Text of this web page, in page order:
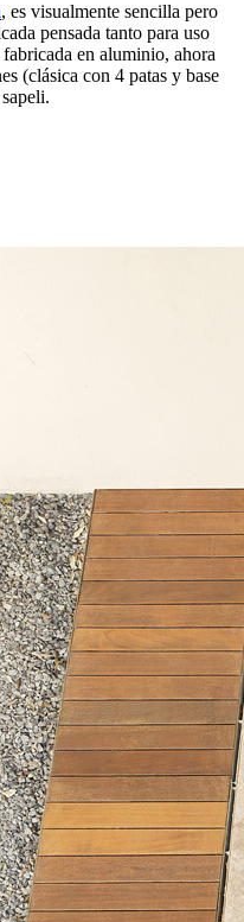
, es visualmente sencilla pero
pensada tanto para uso
en aluminio, ahora
(clásica con 4 patas y base